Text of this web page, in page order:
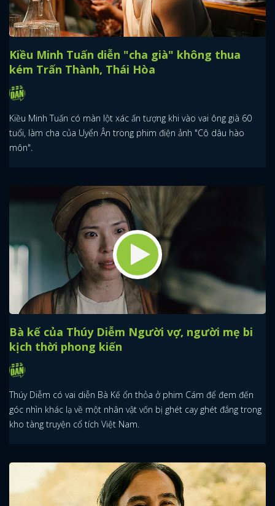
Kiều Minh Tuấn diễn "cha già" không thua
kém Trấn Thành, Thái Hòa
Kiều Minh Tuấn có màn lột xác ấn tượng khi vào vai ông già 60
tuổi, làm cha của Uyển Ân trong phim điện ảnh "Cô dâu hào
môn".
Bà kế của Thúy Diễm Người vợ, người mẹ bi
kịch thời phong kiến
Thúy Diễm có vai diễn Bà Kế ổn thỏa ở phim Cám để đem đến
góc nhìn khác lạ về một nhân vật vốn bị ghét cay ghét đắng trong
kho tàng truyện cổ tích Việt Nam.